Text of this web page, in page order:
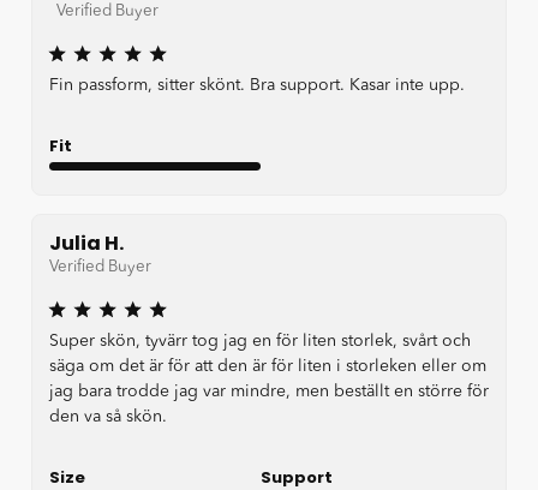
Verified Buyer
Fin passform, sitter skönt. Bra support. Kasar inte upp.
Fit
Julia H.
Verified Buyer
Super skön, tyvärr tog jag en för liten storlek, svårt och
säga om det är för att den är för liten i storleken eller om
jag bara trodde jag var mindre, men beställt en större för
den va så skön.
Size Support